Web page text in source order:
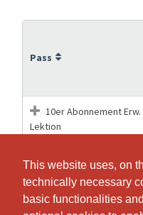
This website uses, on
technically necessary
basic functionalities
This website uses, on
technically necessary
basic functionalities
Pass
10er Abonnement Erw.
Lektion
Lektion, 2 Jahre gültig
1 Einzelbuchung 75-90